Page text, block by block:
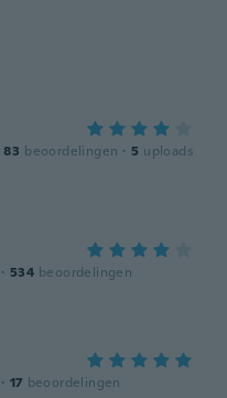
83 beoordelingen · 5 uploads
· 534 beoordelingen
· 17 beoordelingen